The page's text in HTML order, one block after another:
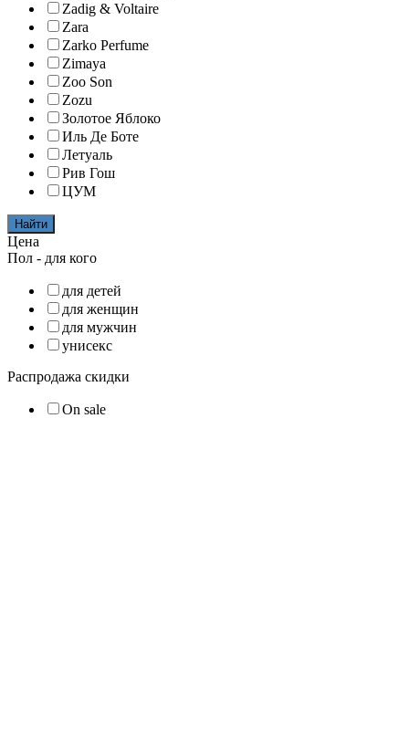
Zadig & Voltaire
Zara
Zarko Perfume
Zimaya
Zoo Son
Zozu
Золотое Яблоко
Иль Де Боте
Летуаль
Рив Гош
ЦУМ
Найти
Цена
Пол - для кого
для детей
для женщин
для мужчин
унисекс
Распродажа скидки
On sale